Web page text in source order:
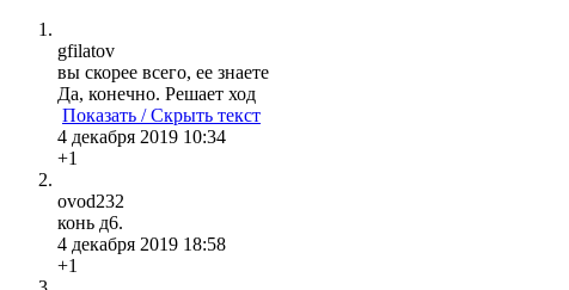
gfilatov
вы скорее всего, ее знаете
Да, конечно. Решает ход
Показать / Скрыть текст
4 декабря 2019 10:34
+1
ovod232
конь д6.
4 декабря 2019 18:58
+1